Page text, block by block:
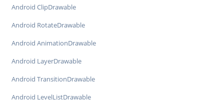
Android ClipDrawable
Android RotateDrawable
Android AnimationDrawable
Android LayerDrawable
Android TransitionDrawable
Android LevelListDrawable